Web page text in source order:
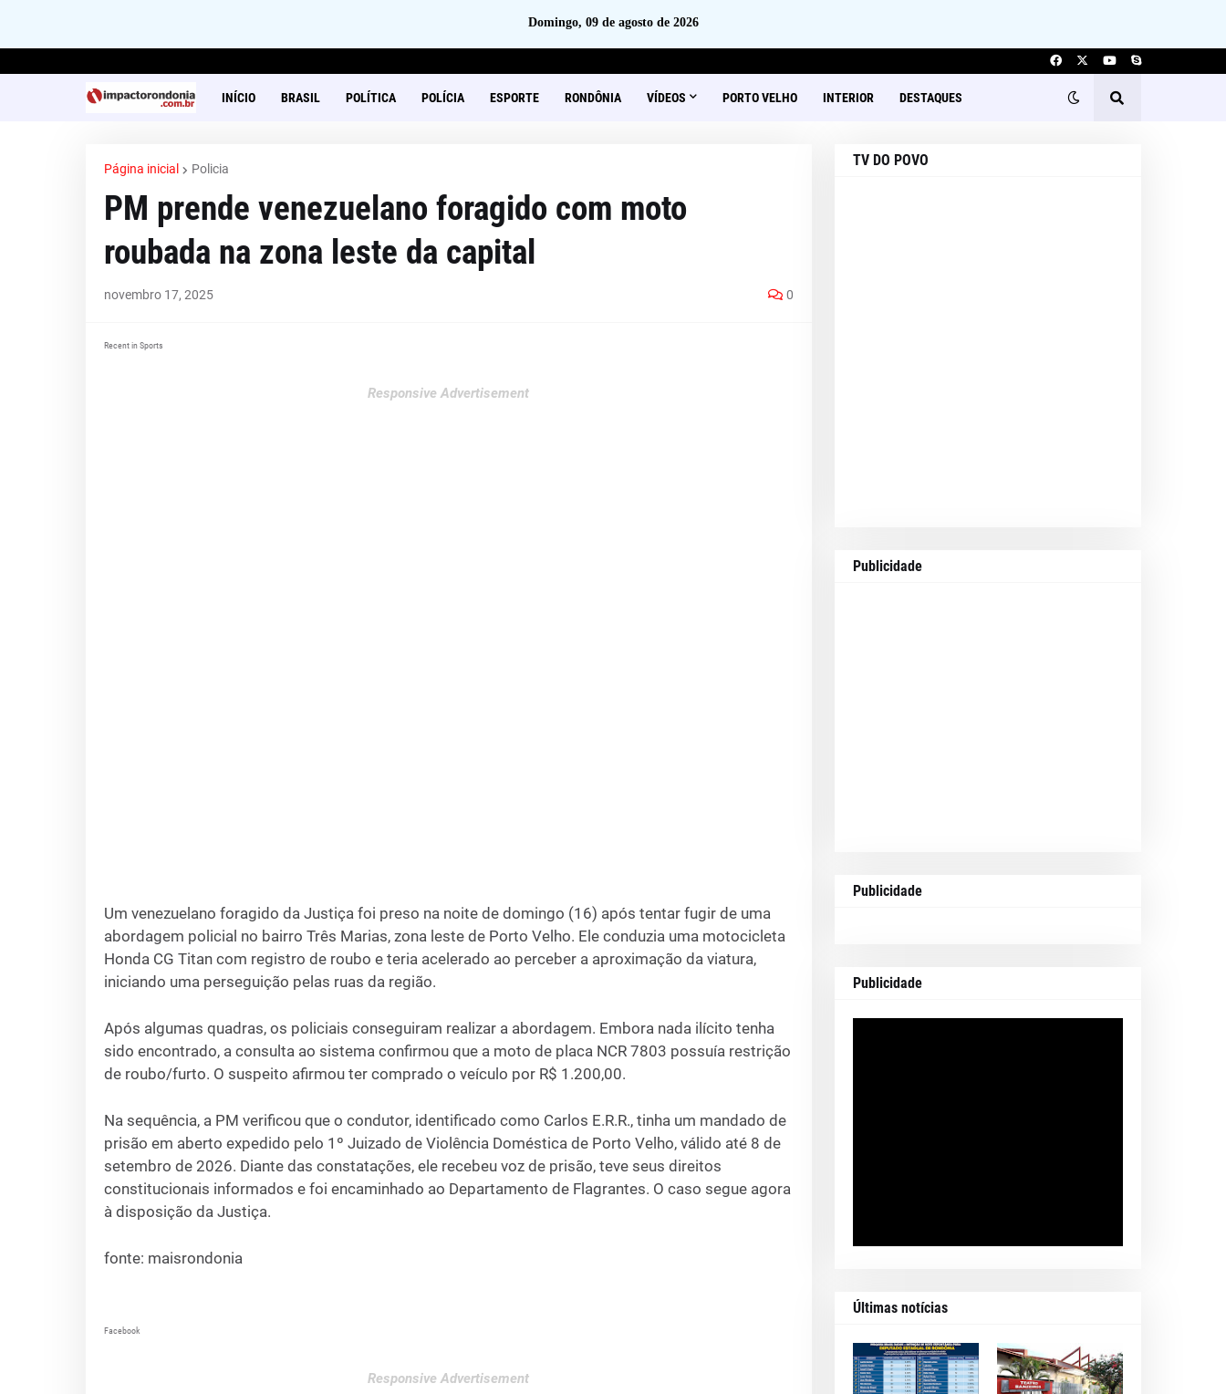
Domingo, 09 de agosto de 2026
INÍCIO BRASIL POLÍTICA POLÍCIA ESPORTE RONDÔNIA VÍDEOS PORTO VELHO INTERIOR DESTAQUES
Página inicial Policia
PM prende venezuelano foragido com moto
roubada na zona leste da capital
novembro 17, 2025 0
Recent in Sports
Responsive Advertisement
Um venezuelano foragido da Justiça foi preso na noite de domingo (16) após tentar fugir de uma
abordagem policial no bairro Três Marias, zona leste de Porto Velho. Ele conduzia uma motocicleta
Honda CG Titan com registro de roubo e teria acelerado ao perceber a aproximação da viatura,
iniciando uma perseguição pelas ruas da região.
Após algumas quadras, os policiais conseguiram realizar a abordagem. Embora nada ilícito tenha
sido encontrado, a consulta ao sistema confirmou que a moto de placa NCR 7803 possuía restrição
de roubo/furto. O suspeito afirmou ter comprado o veículo por R$ 1.200,00.
Na sequência, a PM verificou que o condutor, identificado como Carlos E.R.R., tinha um mandado de
prisão em aberto expedido pelo 1º Juizado de Violência Doméstica de Porto Velho, válido até 8 de
setembro de 2026. Diante das constatações, ele recebeu voz de prisão, teve seus direitos
constitucionais informados e foi encaminhado ao Departamento de Flagrantes. O caso segue agora
à disposição da Justiça.
fonte: maisrondonia
Facebook
Responsive Advertisement
TV DO POVO
Publicidade
Publicidade
Publicidade
Últimas notícias